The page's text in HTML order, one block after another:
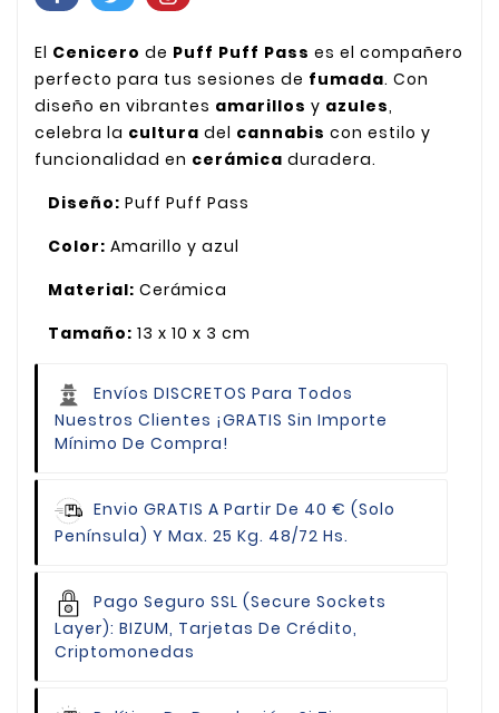
El Cenicero de Puff Puff Pass es el compañero
perfecto para tus sesiones de fumada. Con
diseño en vibrantes amarillos y azules,
celebra la cultura del cannabis con estilo y
funcionalidad en cerámica duradera.
Diseño: Puff Puff Pass
Color: Amarillo y azul
Material: Cerámica
Tamaño: 13 x 10 x 3 cm
Envíos DISCRETOS Para Todos
Nuestros Clientes ¡GRATIS Sin Importe
Mínimo De Compra!
Envio GRATIS A Partir De 40 € (Solo
Península) Y Max. 25 Kg. 48/72 Hs.
Pago Seguro SSL (Secure Sockets
Layer): BIZUM, Tarjetas De Crédito,
Criptomonedas